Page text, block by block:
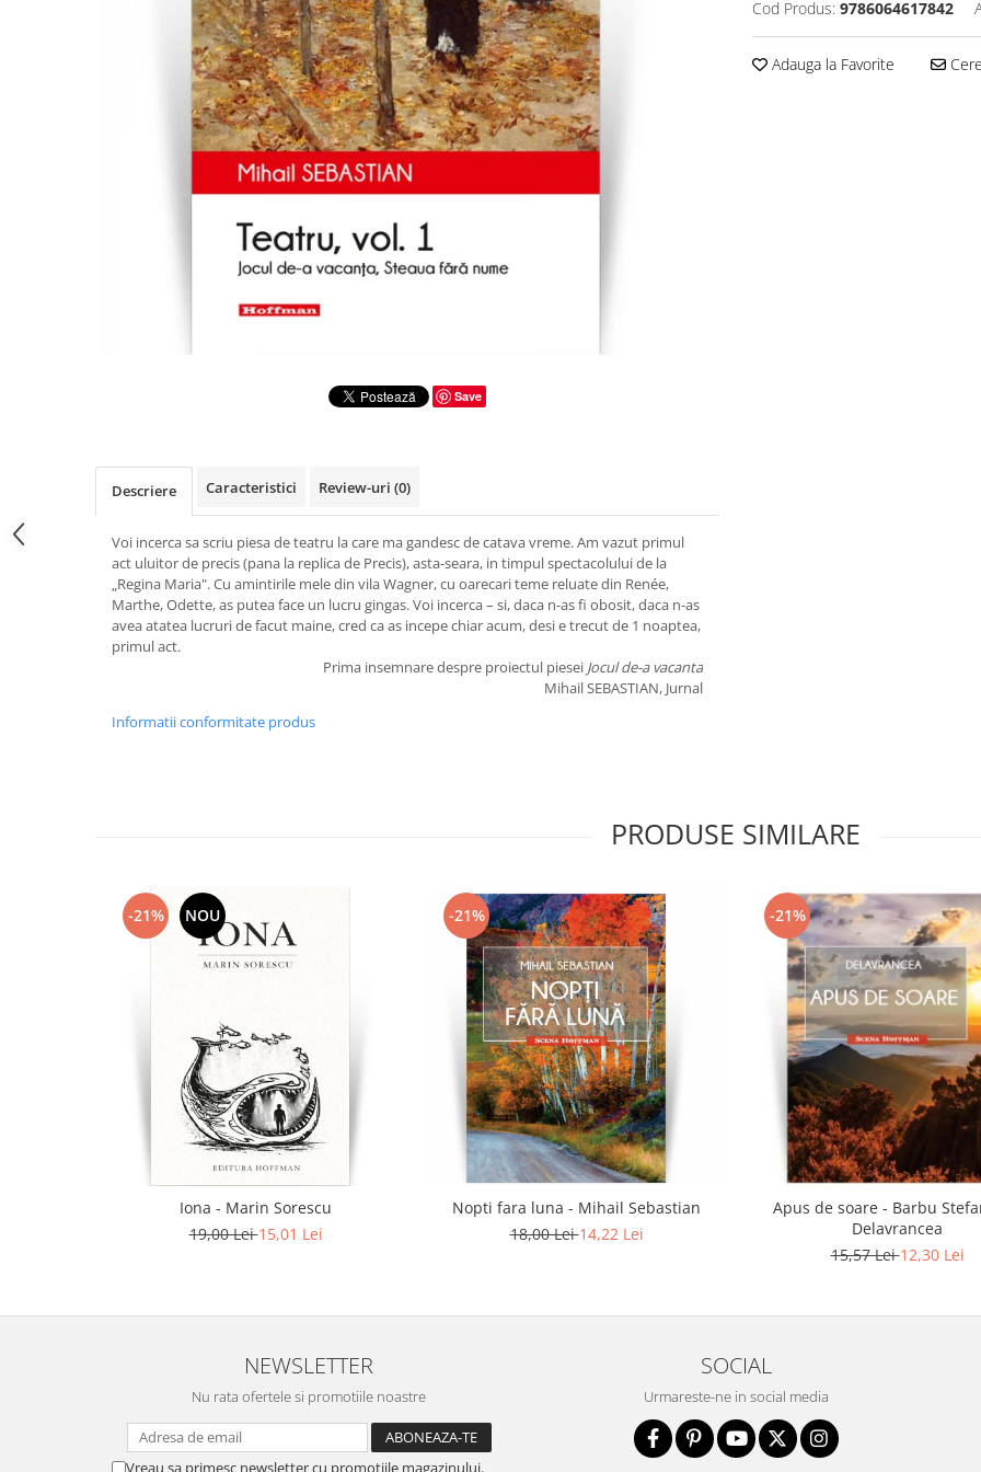
Publicistica / Reportaje / Interviuri
Save
Cod Produs: 9786064617842
Adauga la Favorite
Descriere Caracteristici Review-uri (0)
Voi incerca sa scriu piesa de teatru la care ma gandesc de catava vreme. Am vazut primul
act uluitor de precis (pana la replica de Precis), asta-seara, in timpul spectacolului de la
„Regina Maria". Cu amintirile mele din vila Wagner, cu oarecari teme reluate din Renée,
Marthe, Odette, as putea face un lucru gingas. Voi incerca – si, daca n-as fi obosit, daca n-as
avea atatea lucruri de facut maine, cred ca as incepe chiar acum, desi e trecut de 1 noaptea,
primul act.
Prima insemnare despre proiectul piesei Jocul de-a vacanta
Mihail SEBASTIAN, Jurnal
Informatii conformitate produs
PRODUSE SIMILARE
-21% NOU
Iona - Marin Sorescu
19,00 Lei15,01 Lei
-21%
Nopti fara luna - Mihail Sebastian
18,00 Lei14,22 Lei
-21%
Apus de soare - Barbu
Delavrancea
15,57 Lei12,30 Lei
NEWSLETTER
Nu rata ofertele si promotiile noastre
Vreau sa primesc newsletter cu promotiile magazinului.
SOCIAL
Urmareste-ne in social media